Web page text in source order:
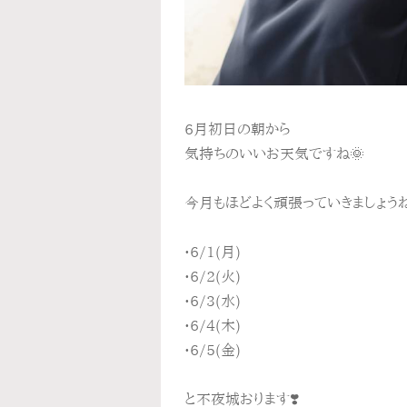
6月初日の朝から
気持ちのいいお天気ですね🌞
今月もほどよく頑張っていきましょう
•6/1(月)
•6/2(火)
•6/3(水)
•6/4(木)
•6/5(金)
と不夜城おります❣️